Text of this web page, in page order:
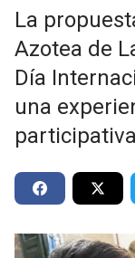
La
Azotea de
Día
una